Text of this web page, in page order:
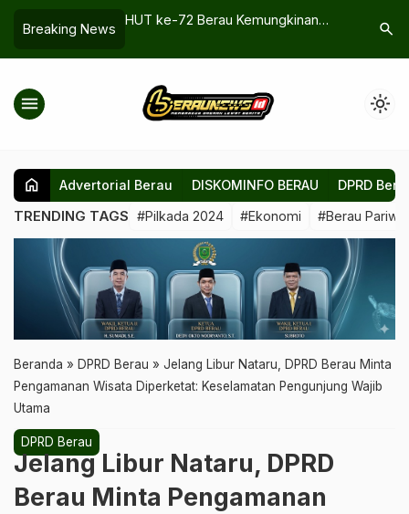
Breaking News
HUT ke-72 Berau Kemungkinan
Anggaran ke Manfaat Publik
Ribuan
Gratis
search
menu light_mode
home Advertorial Berau DISKOMINFO BERAU DPRD
TRENDING TAGS #Pilkada 2024 #Ekonomi #Berau
Beranda » DPRD Berau » Jelang Libur Nataru, DPRD Berau Minta
Pengamanan Wisata Diperketat: Keselamatan Pengunjung Wajib
Utama
DPRD Berau
Jelang Libur Nataru, DPRD
Berau Minta Pengamanan